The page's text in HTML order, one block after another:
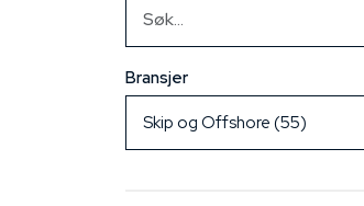
Bransjer